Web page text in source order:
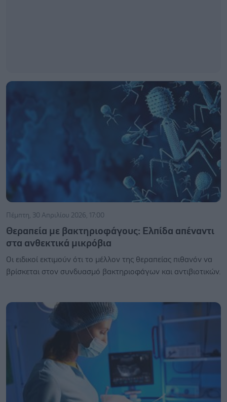
Πέμπτη, 30 Απριλίου 2026, 17:00
Θεραπεία με βακτηριοφάγους: Ελπίδα απέναντι
στα ανθεκτικά μικρόβια
Οι ειδικοί εκτιμούν ότι το μέλλον της θεραπείας πιθανόν να
βρίσκεται στον συνδυασμό βακτηριοφάγων και αντιβιοτικών.